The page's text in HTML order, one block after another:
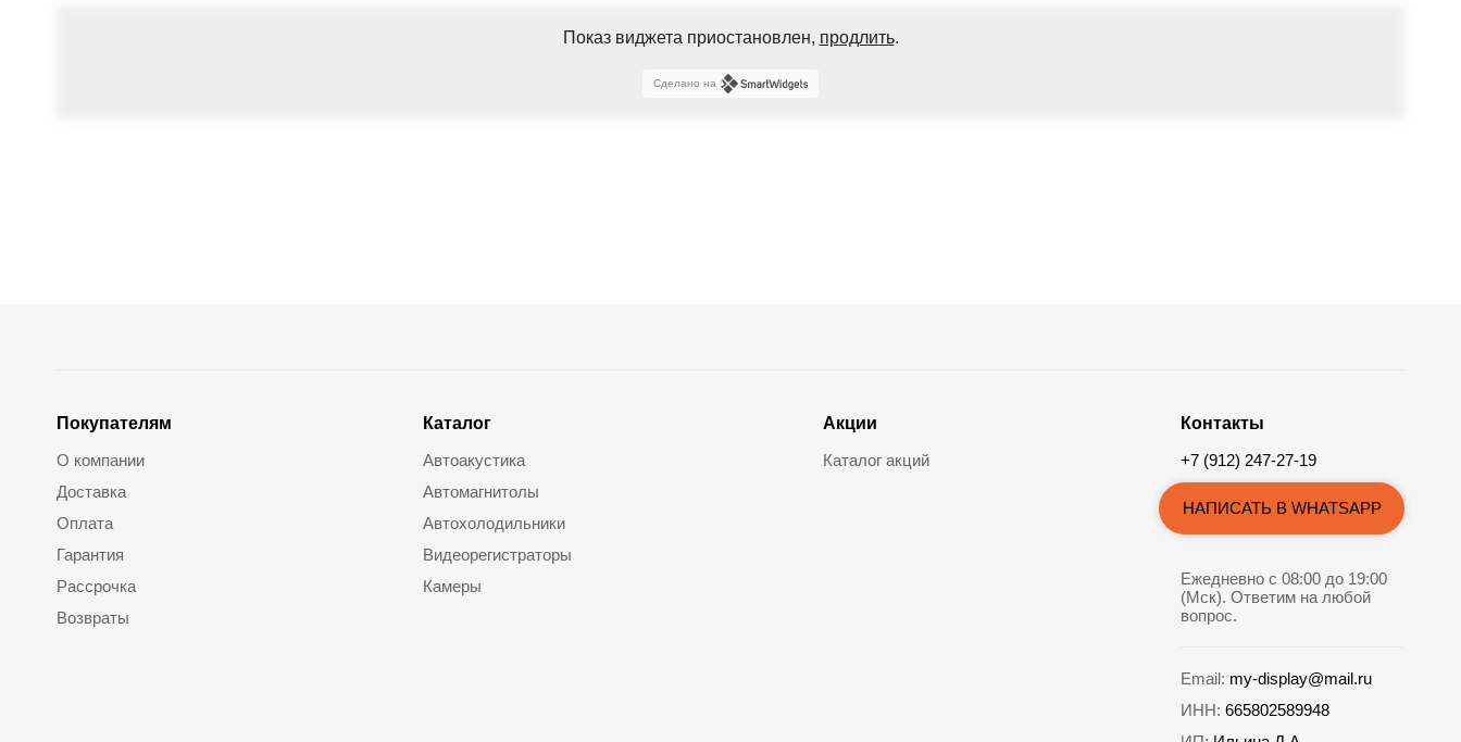
Показ виджета приостановлен, продлить.
Сделано на
Покупателям
О компании
Доставка
Оплата
Гарантия
Рассрочка
Возвраты
Каталог
Автоакустика
Автомагнитолы
Автохолодильники
Видеорегистраторы
Камеры
Акции
Каталог акций
Контакты
+7 (912) 247-27-19
НАПИСАТЬ В WHATSAPP
Ежедневно с 08:00 до 19:00
(Мск). Ответим на любой
вопрос.
Email: my-display@mail.ru
ИНН: 665802589948